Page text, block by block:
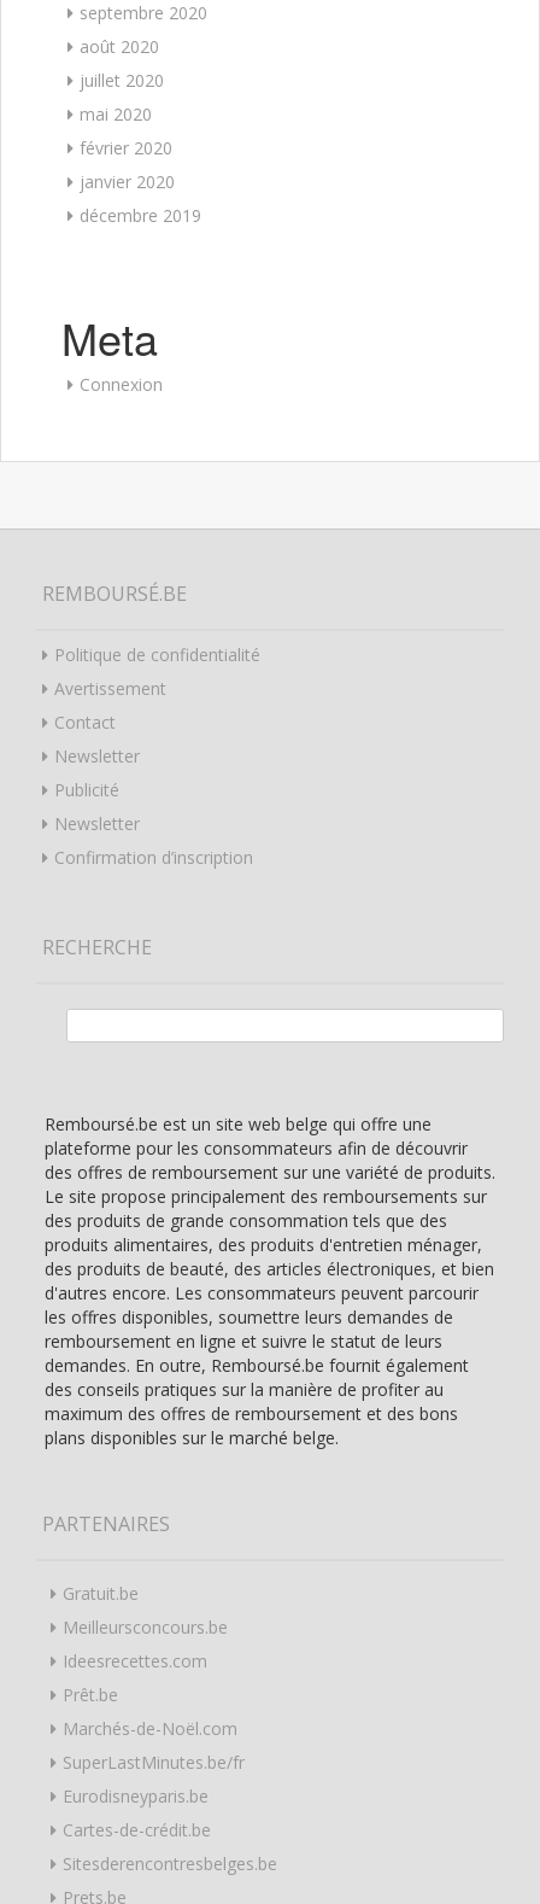
septembre 2020
août 2020
juillet 2020
mai 2020
février 2020
janvier 2020
décembre 2019
Meta
Connexion
REMBOURSÉ.BE
Politique de confidentialité
Avertissement
Contact
Newsletter
Publicité
Newsletter
Confirmation d’inscription
RECHERCHE
Remboursé.be est un site web belge qui offre une
plateforme pour les consommateurs afin de découvrir
des offres de remboursement sur une variété de produits.
Le site propose principalement des remboursements sur
des produits de grande consommation tels que des
produits alimentaires, des produits d'entretien ménager,
des produits de beauté, des articles électroniques, et bien
d'autres encore. Les consommateurs peuvent parcourir
les offres disponibles, soumettre leurs demandes de
remboursement en ligne et suivre le statut de leurs
demandes. En outre, Remboursé.be fournit également
des conseils pratiques sur la manière de profiter au
maximum des offres de remboursement et des bons
plans disponibles sur le marché belge.
PARTENAIRES
Gratuit.be
Meilleursconcours.be
Ideesrecettes.com
Prêt.be
Marchés-de-Noël.com
SuperLastMinutes.be/fr
Eurodisneyparis.be
Cartes-de-crédit.be
Sitesderencontresbelges.be
Prets.be